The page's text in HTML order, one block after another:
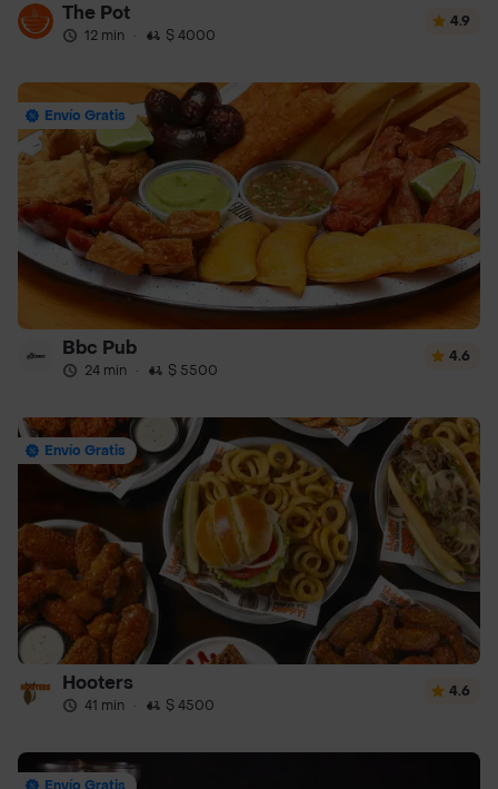
The Pot
12 min · $ 4000
4.9
Envío Gratis
Bbc Pub
24 min · $ 5500
4.6
Envío Gratis
Hooters
41 min · $ 4500
4.6